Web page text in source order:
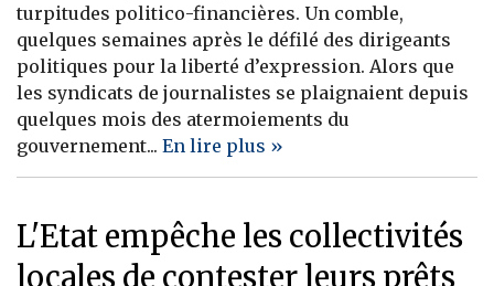
turpitudes politico-financières. Un comble,
quelques semaines après le défilé des dirigeants
politiques pour la liberté d’expression. Alors que
les syndicats de journalistes se plaignaient depuis
quelques mois des atermoiements du
gouvernement... En lire plus »
L'Etat empêche les collectivités
locales de contester leurs prêts